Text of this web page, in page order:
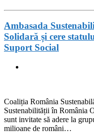
Ambasada
Solidară și cere
Suport Social
Coaliția România
Sustenabilității în România
sunt invitate să adere la
milioane de români…